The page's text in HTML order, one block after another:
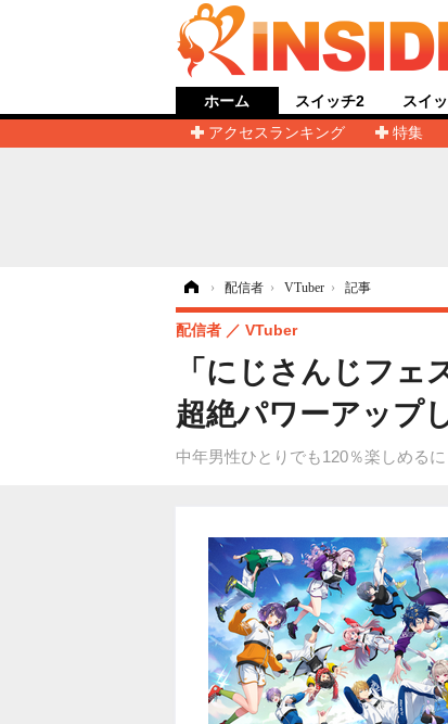
ホーム
アクセスランキング
特集
スイッチ2 スイ
› 配信者 › VTuber › 記事
「にじさんじフェ
超絶パワーアップ
中年男性ひとりでも120％楽しめる
配信者 VTuber